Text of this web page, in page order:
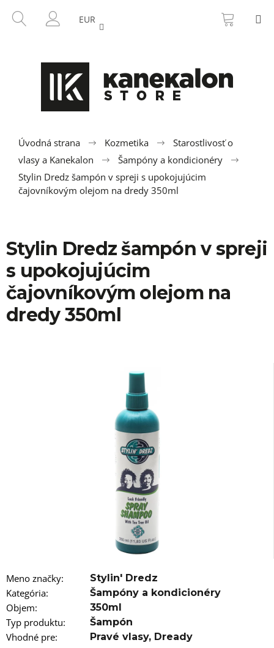
HĽADAŤ
PRIHLÁSENIE
EUR KOŠÍK
Úvodná strana Kozmetika
Starostlivosť o
vlasy a Kanekalon
Šampóny a kondicionéry
Stylin Dredz šampón v spreji s upokojujúcim
čajovníkovým olejom na dredy 350ml
Stylin Dredz šampón v spreji
s upokojujúcim
čajovníkovým olejom na
dredy 350ml
Meno značky: Stylin' Dredz
Kategória: Šampóny a kondicionéry
Objem: 350ml
Typ produktu: Šampón
Vhodné pre: Pravé vlasy, Dready
SPÄŤ
SPÄŤ
e
b
u
t
e
n
á
j
s
e
COPÍKY
BOX
BRAIDS
SINGLE
65CM